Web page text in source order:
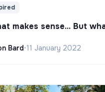
makes sense... But
Bard•11 January 2022